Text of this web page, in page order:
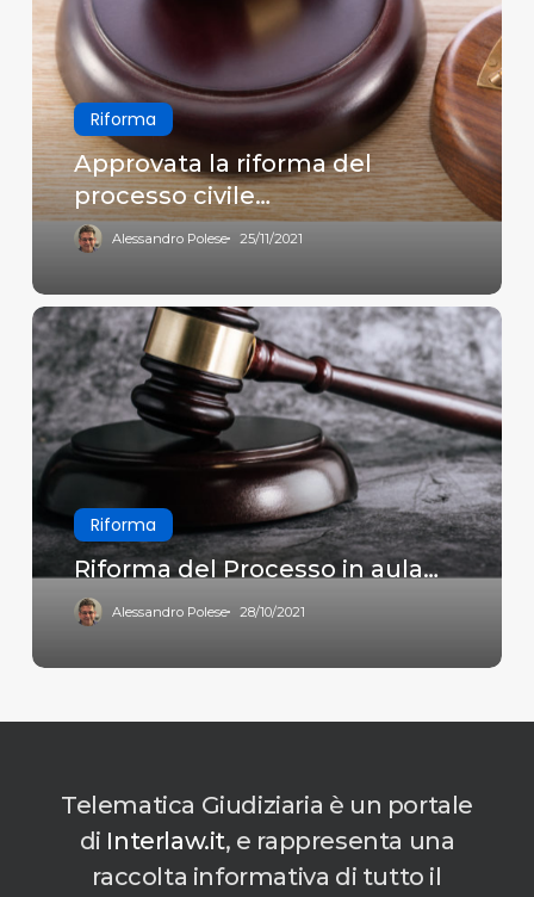
del
processo
civile…
Riforma
Approvata la riforma del
processo civile…
Alessandro Polese 25/11/2021
Riforma
del
Processo
in
aula…
Riforma
Riforma del Processo in aula…
Alessandro Polese 28/10/2021
Telematica Giudiziaria è un portale
di Interlaw.it, e rappresenta una
raccolta informativa di tutto il